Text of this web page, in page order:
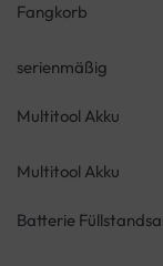
Fangkorb
serienmäßig
Multitool Akku
Multitool Akku
Batterie